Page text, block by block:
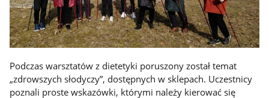
Podczas warsztatów z dietetyki poruszony został temat
„zdrowszych słodyczy”, dostępnych w sklepach. Uczestnicy
poznali proste wskazówki, którymi należy kierować się